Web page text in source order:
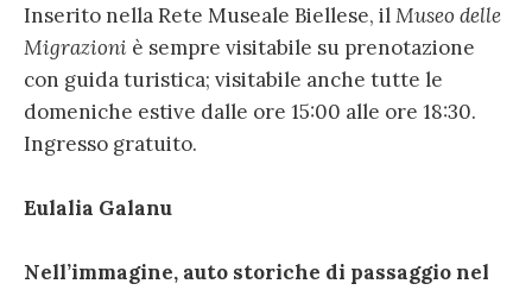
Inserito nella Rete Museale Biellese, ilMuseo delle
Migrazioni è sempre visitabile su prenotazione
con guida turistica; visitabile anche tutte le
domeniche estive dalle ore 15:00 alle ore 18:30.
Ingresso gratuito.
Eulalia Galanu
Nell’immagine, auto storiche di passaggio nel